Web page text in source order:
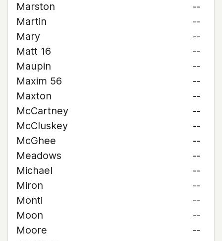
Marston
--
Martin
--
Mary
--
Matt 16
--
Maupin
--
Maxim 56
--
Maxton
--
McCartney
--
McCluskey
--
McGhee
--
Meadows
--
Michael
--
Miron
--
Monti
--
Moon
--
Moore
--